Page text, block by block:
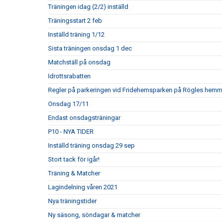
Träningen idag (2/2) inställd
Träningsstart 2 feb
Inställd träning 1/12
Sista träningen onsdag 1 dec
Matchställ på onsdag
Idrottsrabatten
Regler på parkeringen vid Fridehemsparken på Rögles
Onsdag 17/11
Endast onsdagsträningar
P10 - NYA TIDER
Inställd träning onsdag 29 sep
Stort tack för igår!
Träning & Matcher
Lagindelning våren 2021
Nya träningstider
Ny säsong, söndagar & matcher